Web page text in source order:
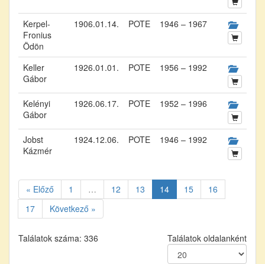
Kerpel-
Fronius
Ödön
1906.01.14. POTE 1946 – 1967
Keller
Gábor
1926.01.01. POTE 1956 – 1992
Kelényi
Gábor
1926.06.17. POTE 1952 – 1996
Jobst
Kázmér
1924.12.06. POTE 1946 – 1992
« Előző 1 … 12 13 14 15
16
17
Következő »
Találatok száma: 336 Találatok oldalanként